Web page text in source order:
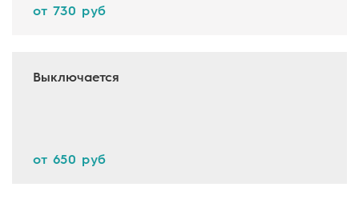
от 730 руб
Выключается
от 650 руб